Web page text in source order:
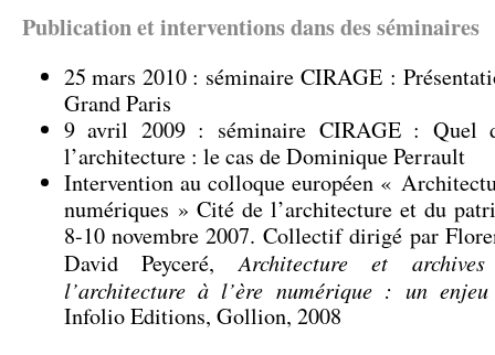
Publication et interventions dans des séminaires
25 mars 2010 : séminaire CIRAGE :
Grand Paris
9 avril 2009 : séminaire CIRAGE : Quel
l’architecture : le cas de Dominique Perrault
Intervention au colloque européen «
numériques » Cité de l’architecture et du
8-10 novembre 2007. Collectif dirigé par
David Peyceré,Architecture et archives
l’architecture à l’ère numérique : un
Infolio Editions, Gollion, 2008